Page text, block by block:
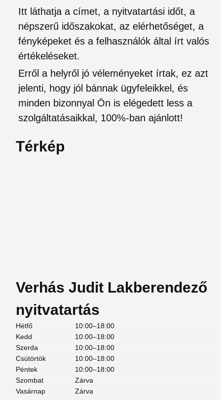
Itt láthatja a címet, a nyitvatartási időt, a
népszerű időszakokat, az elérhetőséget, a
fényképeket és a felhasználók által írt valós
értékeléseket.
Erről a helyről jó véleményeket írtak, ez azt
jelenti, hogy jól bánnak ügyfeleikkel, és
minden bizonnyal Ön is elégedett less a
szolgáltatásaikkal, 100%-ban ajánlott!
Térkép
Verhás Judit Lakberendező
nyitvatartás
Hétfő
10:00–18:00
Kedd
10:00–18:00
Szerda
10:00–18:00
Csütörtök
10:00–18:00
Péntek
10:00–18:00
Szombat
Zárva
Vasárnap
Zárva